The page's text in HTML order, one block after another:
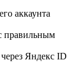
аккаунта
правильным
Яндекс ID